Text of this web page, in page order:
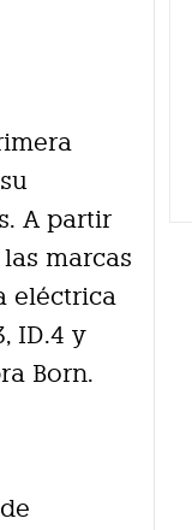
A partir
marcas
eléctrica
ID.4 y
Born.